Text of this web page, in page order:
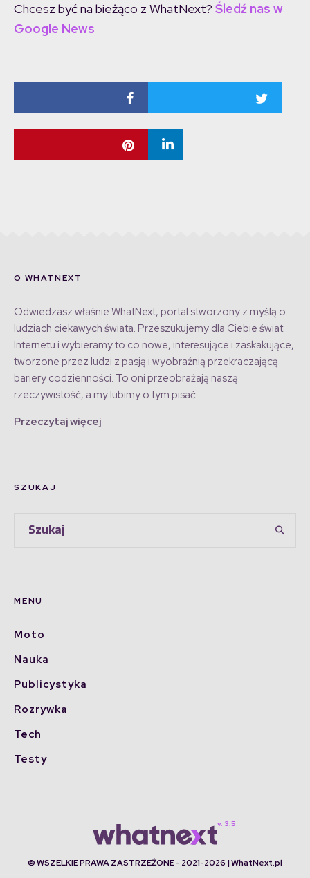
Chcesz być na bieżąco z WhatNext? Śledź nas w
Google News
O WHATNEXT
Odwiedzasz właśnie WhatNext, portal stworzony z myślą o
ludziach ciekawych świata. Przeszukujemy dla Ciebie świat
Internetu i wybieramy to co nowe, interesujące i zaskakujące,
tworzone przez ludzi z pasją i wyobraźnią przekraczającą
bariery codzienności. To oni przeobrażają naszą
rzeczywistość, a my lubimy o tym pisać.
Przeczytaj więcej
SZUKAJ
MENU
Moto
Nauka
Publicystyka
Rozrywka
Tech
Testy
© WSZELKIE PRAWA ZASTRZEŻONE - 2021-2026 | WhatNext.pl